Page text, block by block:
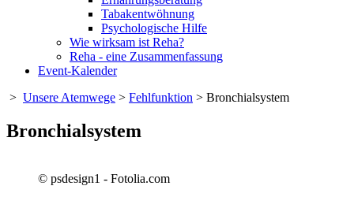
Tabakentwöhnung
Psychologische Hilfe
Wie wirksam ist Reha?
Reha - eine Zusammenfassung
Event-Kalender
> Unsere Atemwege > Fehlfunktion > Bronchialsystem
Bronchialsystem
© psdesign1 - Fotolia.com